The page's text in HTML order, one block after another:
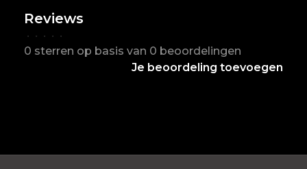
Reviews
• • • • •
0 sterren op basis van 0 beoordelingen
Je beoordeling toevoegen